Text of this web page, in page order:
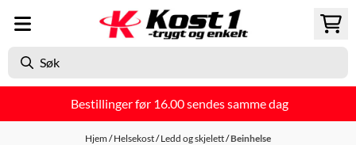
Hopp til innhold
Bestillinger før 16.00 sendes samme dag
Hjem/Helsekost/Ledd og skjelett/Beinhelse